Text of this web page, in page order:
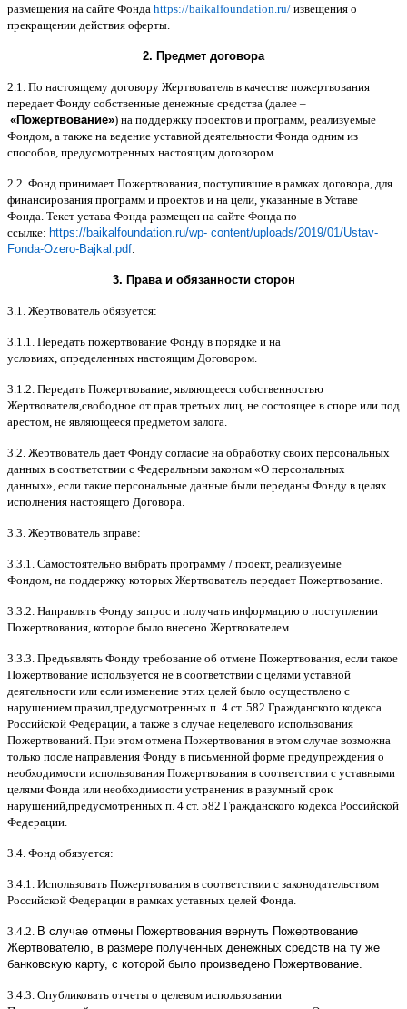
размещения на сайте Фонда https://baikalfoundation.ru/ извещения о
прекращении действия оферты
2. Предмет договора
2.1. По настоящему договору Жертвователь в качестве пожертвования
передает Фонду собственные денежные средства (далее –
«Пожертвование») на поддержку проектов и программ реализуемые
Фондом а также на ведение уставной деятельности Фонда одним из
способов предусмотренных настоящим договором
2.2. Фонд принимает Пожертвования поступившие в рамках договора для
финансирования программ и проектов и на цели указанные в Уставе
Фонда Текст устава Фонда размещен на сайте Фонда по
ссылке: https://baikalfoundation.ru/wp- content/uploads/2019/01/Ustav-
Fonda-Ozero-Bajkal.pdf
3. Права и обязанности сторон
3.1. Жертвователь обязуется:
3.1.1. Передать пожертвование Фонду в порядке и на
условиях определенных настоящим Договором
3.1.2. Передать Пожертвование являющееся собственностью
Жертвователя свободное от прав третьих лиц не состоящее в споре или под
арестом не являющееся предметом залога
3.2. Жертвователь дает Фонду согласие на обработку своих персональных
данных в соответствии с Федеральным законом «О персональных
данных», если такие персональные данные были переданы Фонду в целях
исполнения настоящего Договора
3.3. Жертвователь вправе:
3.3.1. Самостоятельно выбрать программу / проект, реализуемые
Фондом на поддержку которых Жертвователь передает Пожертвование
3.3.2. Направлять Фонду запрос и получать информацию о поступлении
Пожертвования которое было внесено Жертвователем
3.3.3. Предъявлять Фонду требование об отмене Пожертвования если такое
Пожертвование используется не в соответствии с целями уставной
деятельности или если изменение этих целей было осуществлено с
нарушением правил предусмотренных п . 4 ст. 582 Гражданского кодекса
Российской Федерации а также в случае нецелевого использования
Пожертвований При этом отмена Пожертвования в этом случае возможна
только после направления Фонду в письменной форме предупреждения о
необходимости использования Пожертвования в соответствии с уставными
целями Фонда или необходимости устранения в разумный срок
нарушений предусмотренных п . 4 ст. 582 Гражданского кодекса Российской
Федерации
3.4. Фонд обязуется:
3.4.1. Использовать Пожертвования в соответствии с законодательством
Российской Федерации в рамках уставных целей Фонда
3.4.2. В случае отмены Пожертвования вернуть Пожертвование
Жертвователю, в размере полученных денежных средств на ту же
банковскую карту, с которой было произведено Пожертвование.
3.4.3. Опубликовать отчеты о целевом использовании